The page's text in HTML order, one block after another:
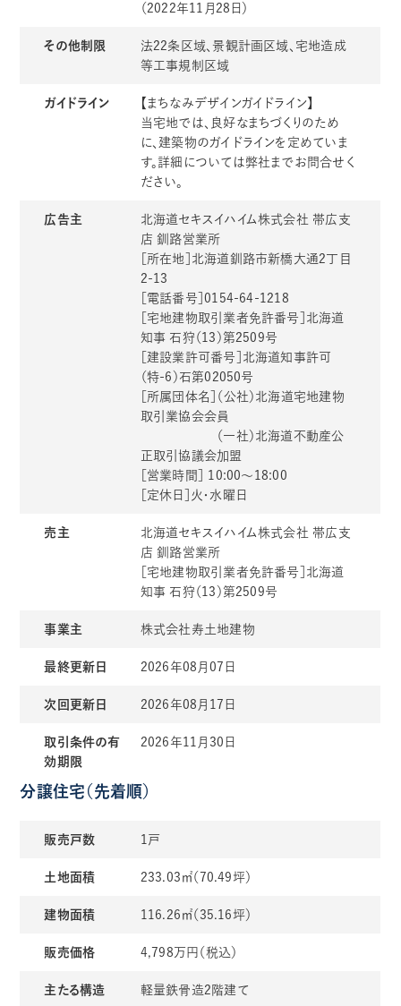
（2022年11月28日）
その他制限
法22条区域、景観計画区域、宅地造成
等工事規制区域
ガイドライン
【まちなみデザインガイドライン】
当宅地では、良好なまちづくりのため
に、建築物のガイドラインを定めていま
す。詳細については弊社までお問合せく
ださい。
広告主
北海道セキスイハイム株式会社 帯広支
店 釧路営業所
［所在地］北海道釧路市新橋大通2丁目
2-13
［電話番号］0154-64-1218
［宅地建物取引業者免許番号］北海道
知事 石狩（13）第2509号
［建設業許可番号］北海道知事許可
（特-6）石第02050号
［所属団体名］（公社）北海道宅地建物
取引業協会会員
（一社）北海道不動産公
正取引協議会加盟
［営業時間］ 10:00〜18:00
［定休日］火・水曜日
売主
北海道セキスイハイム株式会社 帯広支
店 釧路営業所
［宅地建物取引業者免許番号］北海道
知事 石狩（13）第2509号
事業主 株式会社寿土地建物
最終更新日 2026年08月07日
次回更新日 2026年08月17日
取引条件の有
効期限
2026年11月30日
分譲住宅（先着順）
販売戸数 1戸
土地面積 233.03㎡（70.49坪）
建物面積 116.26㎡（35.16坪）
販売価格 4,798万円（税込）
主たる構造 軽量鉄骨造2階建て